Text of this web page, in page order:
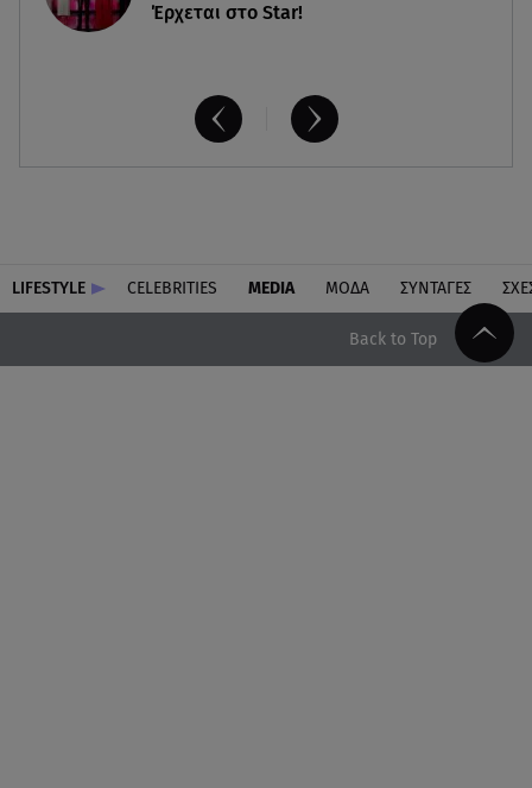
Έρχεται στο Star!
LIFESTYLE CELEBRITIES MEDIA ΜΟΔΑ ΣΥΝΤΑΓΕΣ
Back to Top